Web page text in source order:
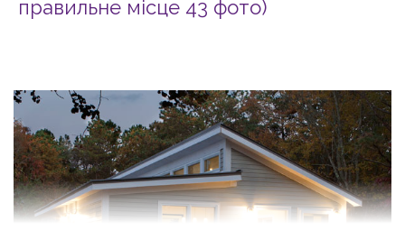
правильне місце 43 фото)